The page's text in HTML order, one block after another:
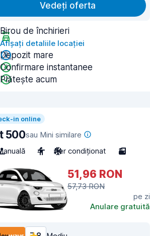
Vedeți oferta
Birou de închirieri
Afișați detaliile locației
Depozit mare
Confirmare instantanee
Plătește acum
in online
500sau Mini similare
4 Aer condiționat 3
51,96 RON
57,73 RON
pe zi
Anulare gratuită